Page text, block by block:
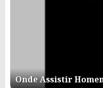
Onde Assistir